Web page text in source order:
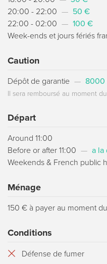
20:00 - 22:00 — 50 €
22:00 - 02:00 — 100 €
Week-ends et jours fériés
Caution
Dépôt de garantie — 8000
Il sera remboursé au moment
Départ
Around 11:00
Before or after 11:00 — a la
Weekends & French public
Ménage
150 € à payer au moment
Conditions
Défense de fumer